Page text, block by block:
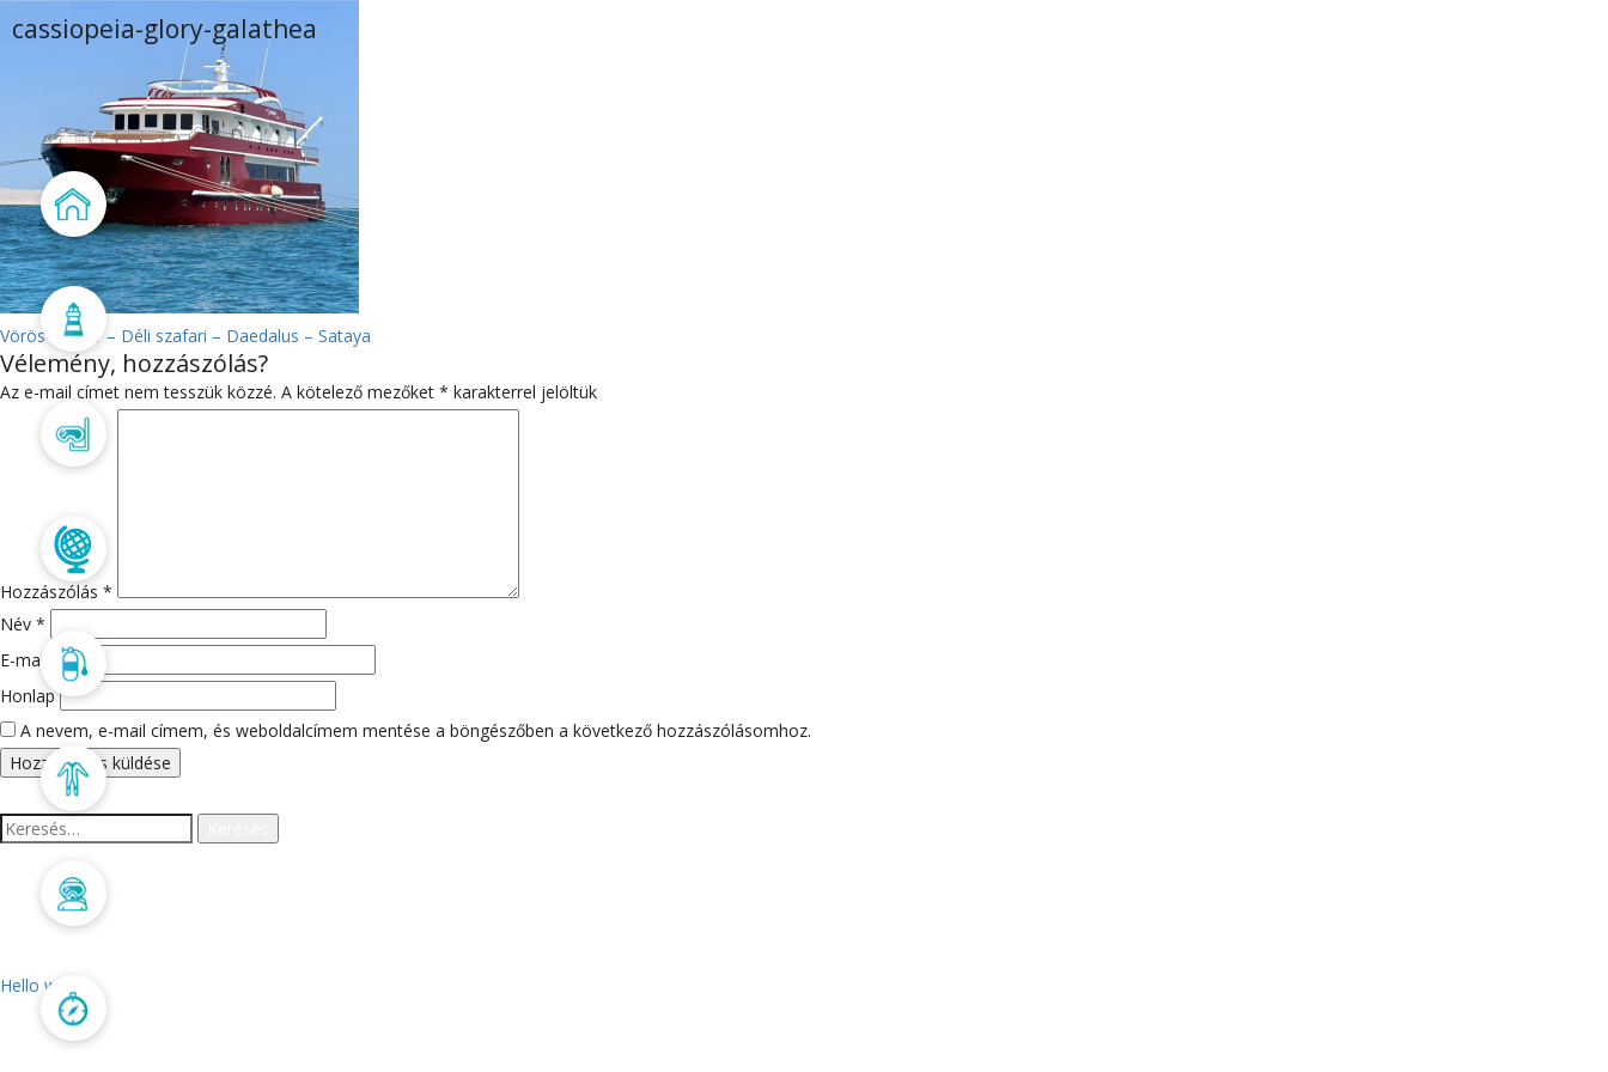
Főoldal
Aktualitás
Webshop
cassiopeia-glory-galathea
BEJEGYZÉS
NAVIGÁCIÓ
Vörös-tenger – Déli szafari – Daedalus – Sataya
Vélemény, hozzászólás?
Az e-mail címet nem tesszük közzé. A kötelező mezőket * karakterrel jelöltük
Hozzászólás *
Név *
E-mail cím*
Honlap
A nevem, e-mail címem, és weboldalcímem mentése a böngészőben a következő hozzászólásomhoz.
Keresés:
LEGUTÓBBI BEJEGYZÉSEK
Hello world!